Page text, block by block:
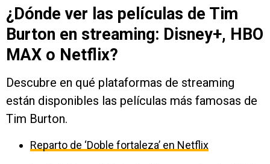
¿Dónde ver las películas de Tim
Burton en streaming: Disney+, HBO
MAX o Netflix?
Descubre en qué plataformas de streaming
están disponibles las películas más famosas de
Tim Burton.
Reparto de ‘Doble fortaleza’ en Netflix